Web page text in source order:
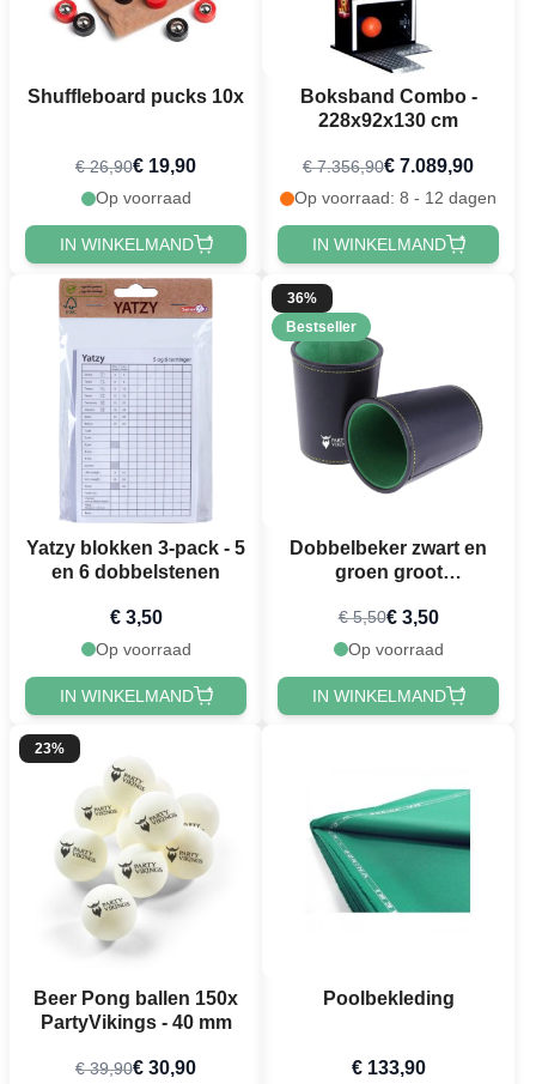
Shuffleboard pucks 10x
€ 26,90€ 19,90
Op voorraad
IN WINKELMAND
Boksband Combo -
228x92x130 cm
€ 7.356,90€ 7.089,90
Op voorraad: 8 - 12 dagen
IN WINKELMAND
Yatzy blokken 3-pack - 5
en 6 dobbelstenen
€ 3,50
Op voorraad
IN WINKELMAND
36%
Bestseller
Dobbelbeker zwart en
groen groot
€ 5,50€ 3,50
Op voorraad
IN WINKELMAND
23%
Beer Pong ballen 150x
PartyVikings - 40 mm
€ 39,90€ 30,90
Poolbekleding
€ 133,90